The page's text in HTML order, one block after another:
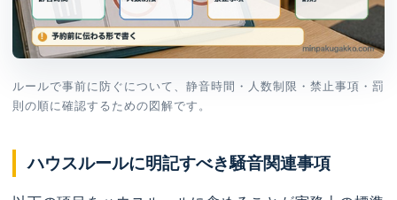
ルールで事前に防ぐについて、静音時間・人数制限・禁止事項・罰
則の順に確認するための図解です。
ハウスルールに明記すべき騒音関連事項